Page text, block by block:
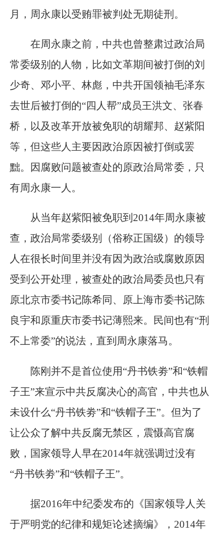
月，周永康以受贿罪被判处无期徒刑。
在周永康之前，中共也曾整肃过政治局
常委级别的人物，比如文革期间被打倒的刘
少奇、邓小平、林彪，中共开国领袖毛泽东
去世后被打倒的“四人帮”成员王洪文、张春
桥，以及改革开放被免职的胡耀邦、赵紫阳
等，但这些人主要因政治原因被打倒或罢
黜。因腐败问题被查处的原政治局常委，只
有周永康一人。
从当年赵紫阳被免职到2014年周永康被
查，政治局常委级别（俗称正国级）的领导
人在很长时间里并没有因为政治或腐败原因
受到公开处理，被查处的政治局委员也只有
原北京市委书记陈希同、原上海市委书记陈
良宇和原重庆市委书记薄熙来。民间也有“刑
不上常委”的说法，直到周永康落马。
陈刚并不是首位使用“丹书铁劵”和“铁帽
子王”来宣示中共反腐决心的高官，中共也从
未设什么“丹书铁劵”和“铁帽子王”。但为了
让公众了解中共反腐无禁区，震慑高官腐
败，国家领导人早在2014年就强调过没有
“丹书铁劵”和“铁帽子王”。
据2016年中纪委发布的《国家领导人关
于严明党的纪律和规矩论述摘编》，2014年